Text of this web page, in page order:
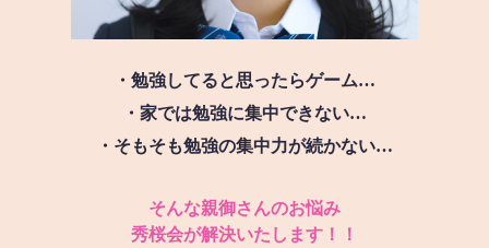
・勉強してると思ったらゲーム…
・家では勉強に集中できない…
・そもそも勉強の集中力が続かない…
そんな親御さんのお悩み
秀桜会が解決いたします！！